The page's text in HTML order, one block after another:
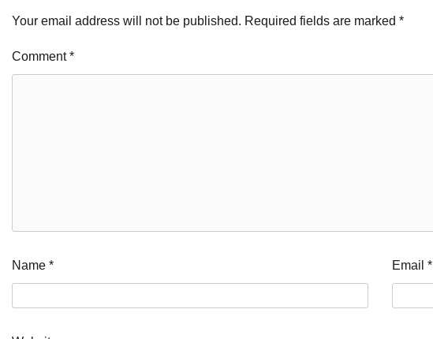
Your email address will not be published. Required fields are marked *
Comment*
Name * Email*